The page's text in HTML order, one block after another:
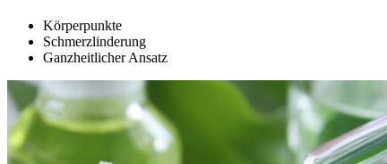
Körperpunkte
Schmerzlinderung
Ganzheitlicher Ansatz